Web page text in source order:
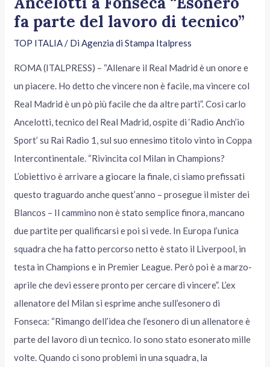
fa parte del lavoro di tecnico”
TOP ITALIA/ DiAgenzia di Stampa Italpress
ROMA (ITALPRESS) – “Allenare il Real Madrid è un onore e
un piacere. Ho detto che vincere non è facile, ma vincere col
Real Madrid è un pò più facile che da altre parti”. Così carlo
Ancelotti, tecnico del Real Madrid, ospite di ‘Radio Anch’io
Sport’ su Rai Radio 1, sul suo ennesimo titolo vinto in Coppa
Intercontinentale. “Rivincita col Milan in Champions?
L’obiettivo è arrivare a giocare la finale, ci siamo prefissati
questo traguardo anche quest’anno – prosegue il mister dei
Blancos – Il cammino non è stato semplice finora, mancano
due partite per qualificarsi e poi si vede. In Europa l’unica
squadra che ha fatto percorso netto è stato il Liverpool, in
testa in Champions e in Premier League. Però poi è a marzo-
aprile che devi essere pronto per cercare di vincere”. L’ex
allenatore del Milan si esprime anche sull’esonero di
Fonseca: “Rimango dell’idea che l’esonero di un allenatore è
parte del lavoro di un tecnico. Io sono stato esonerato mille
volte. Quando ci sono problemi in una squadra, la